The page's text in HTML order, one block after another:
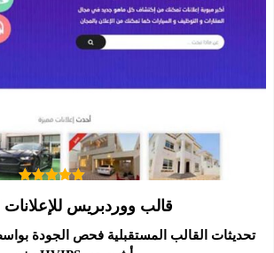
قالب ووردبريس للإعلانات
5.00